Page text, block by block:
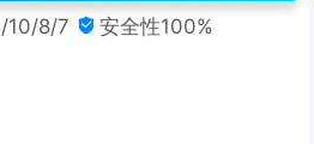
10/8/7  安全性100%